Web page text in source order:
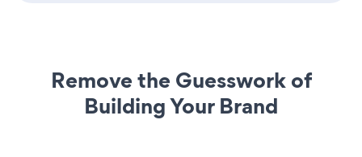
Remove the Guesswork of
Building Your Brand